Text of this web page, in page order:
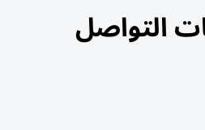
التواصل